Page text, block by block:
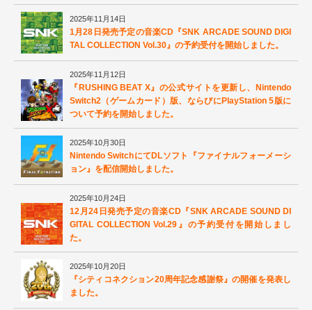
2025年11月14日
1月28日発売予定の音楽CD『SNK ARCADE SOUND DIGI
TAL COLLECTION Vol.30』の予約受付を開始しました。
2025年11月12日
『RUSHING BEAT X』の公式サイトを更新し、Nintendo
Switch2（ゲームカード）版、ならびにPlayStation 5版に
ついて予約を開始しました。
2025年10月30日
Nintendo SwitchにてDLソフト『ファイナルフォーメーシ
ョン』を配信開始しました。
2025年10月24日
12月24日発売予定の音楽CD『SNK ARCADE SOUND DI
GITAL COLLECTION Vol.29』の予約受付を開始しまし
た。
2025年10月20日
『シティコネクション20周年記念感謝祭』の開催を発表し
ました。